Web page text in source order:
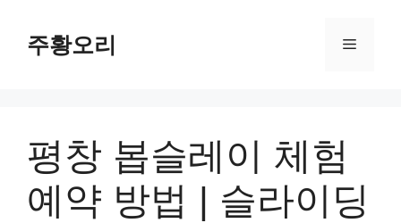
주황오리 Menu
평창 봅슬레이 체험
예약 방법 | 슬라이딩